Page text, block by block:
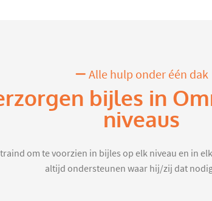
Alle hulp onder één dak
bijles in
niveaus
om te voorzien in bijles op elk niveau en in
altijd ondersteunen waar hij/zij dat